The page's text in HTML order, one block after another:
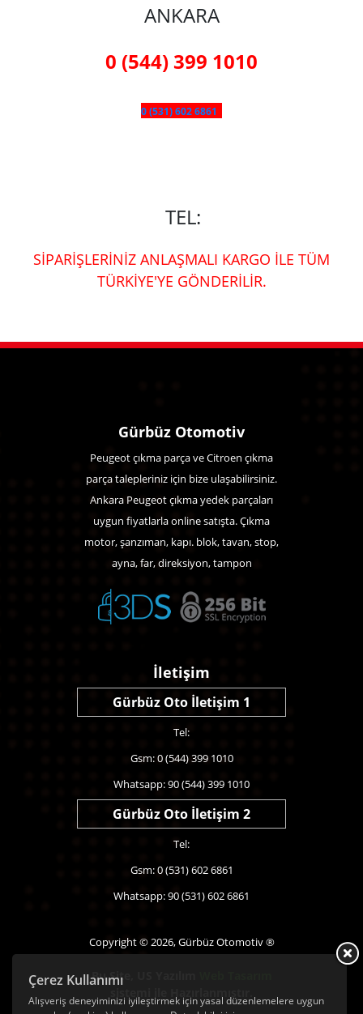
ANKARA
0 (544) 399 1010
0 (531) 602 6861
TEL:
SİPARİŞLERİNİZ ANLAŞMALI KARGO İLE TÜM
TÜRKİYE'YE GÖNDERİLİR.
Çerez Kullanımı
Alışveriş deneyiminizi iyileştirmek için yasal düzenlemelere uygun
Gürbüz Otomotiv
Peugeot çıkma parça ve Citroen çıkma
parça talepleriniz için bize ulaşabilirsiniz.
Ankara Peugeot çıkma yedek parçaları
uygun fiyatlarla online satışta. Çıkma
motor, şanzıman, kapı. blok, tavan, stop,
ayna, far, direksiyon, tampon
İletişim
Gürbüz Oto İletişim 1
Tel:
Gsm: 0 (544) 399 1010
Whatsapp: 90 (544) 399 1010
Gürbüz Oto İletişim 2
Tel:
Gsm: 0 (531) 602 6861
Whatsapp: 90 (531) 602 6861
Copyright © 2026, Gürbüz Otomotiv ®
Bu Site,